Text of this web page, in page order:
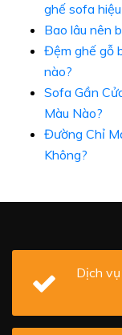
ghế sofa
Bao lâu nên
Đệm ghế gỗ
nào?
Sofa Gần
Màu Nào?
Đường Chỉ
Không?
Dịch